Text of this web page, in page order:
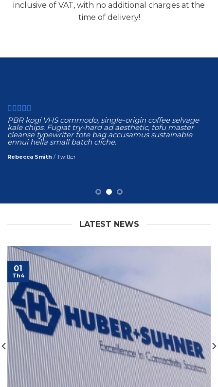
inclusive of VAT, with no additional charges at the
time of delivery!
PBR kogi VHS commodo, single-origin coffee selvage
kale chips. Fugiat try-hard ad aesthetic, tofu master
cleanse typewriter tote bag accusamus sustainable
ennui hella small batch cliche.
Rebecca Smith / Twitter
LATEST NEWS
01
Th4